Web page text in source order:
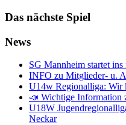
Das nächste Spiel
News
SG Mannheim startet ins
INFO zu Mitglieder- u.
U14w Regionalliga: Wir
📣 Wichtige Information
U18W
Neckar